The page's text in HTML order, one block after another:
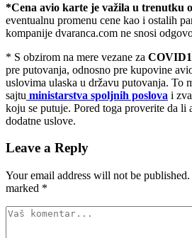
*Cena avio karte je važila u trenutku
eventualnu promenu cene kao i ostalih
kompanije dvaranca.com ne snosi
* S obzirom na mere vezane za
pre putovanja, odnosno pre kupovine
uslovima ulaska u državu putovanja. To
sajtu ministarstva spoljnih poslova i
koju se putuje. Pored toga proverite da li
dodatne uslove.
Leave a Reply
Your email address will not be published.
marked *